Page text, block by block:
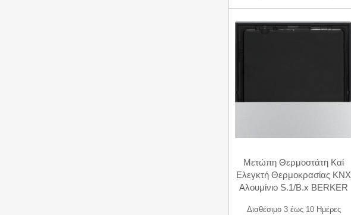
Μετώπη Θερμοστάτη Καί
Ελεγκτή Θερμοκρασίας KNX
Αλουμίνιο S.1/B.x BERKER
Διαθέσιμο 3 έως 10 Ημέρες